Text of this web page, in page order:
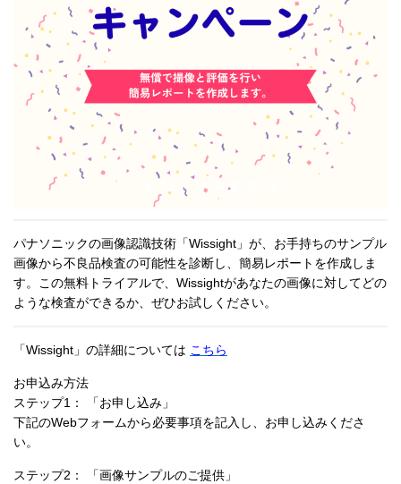
パナソニックの画像認識技術「Wissight」が、お手持ちのサンプル
画像から不良品検査の可能性を診断し、簡易レポートを作成しま
す。この無料トライアルで、Wissightがあなたの画像に対してどの
ような検査ができるか、ぜひお試しください。
「Wissight」の詳細については こちら
お申込み方法
ステップ1： 「お申し込み」
下記のWebフォームから必要事項を記入し、お申し込みくださ
い。
ステップ2： 「画像サンプルのご提供」